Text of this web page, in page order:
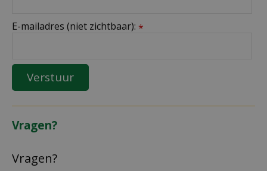
E-mailadres (niet zichtbaar): *
Vragen?
Vragen?